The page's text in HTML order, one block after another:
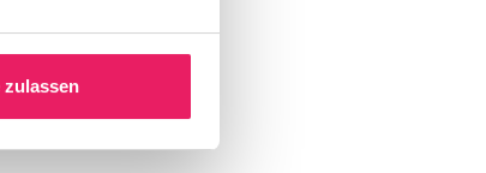
zulassen